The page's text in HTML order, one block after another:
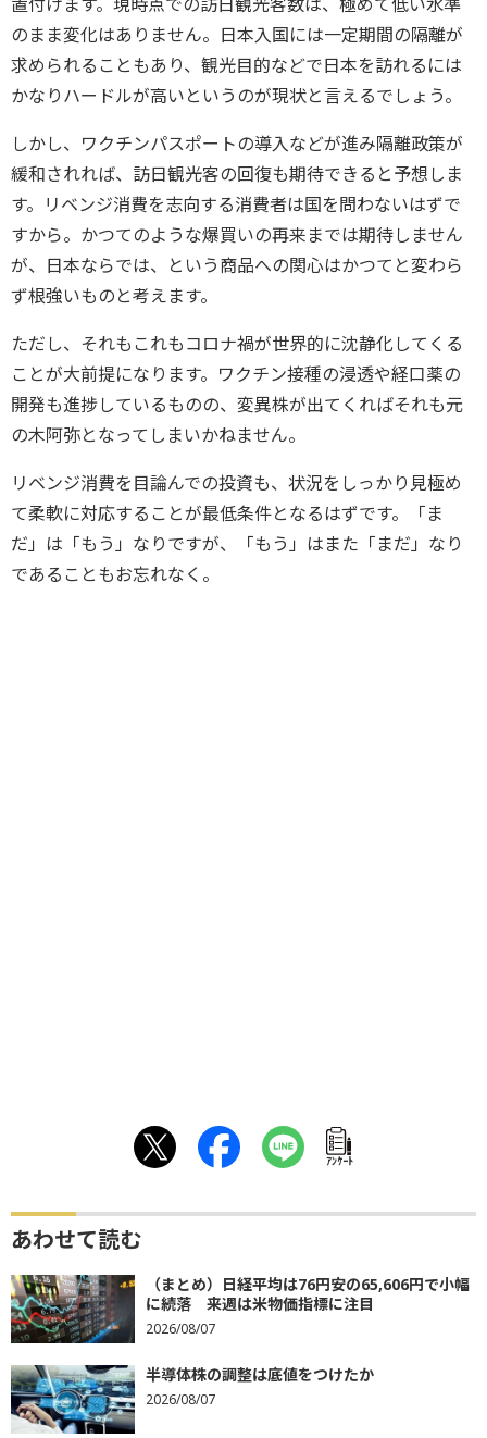
のまま変化はありません。日本入国には一定期間の隔離が
求められることもあり、観光目的などで日本を訪れるには
かなりハードルが高いというのが現状と言えるでしょう。
しかし、ワクチンパスポートの導入などが進み隔離政策が
緩和されれば、訪日観光客の回復も期待できると予想しま
す。リベンジ消費を志向する消費者は国を問わないはずで
すから。かつてのような爆買いの再来までは期待しません
が、日本ならでは、という商品への関心はかつてと変わら
ず根強いものと考えます。
ただし、それもこれもコロナ禍が世界的に沈静化してくる
ことが大前提になります。ワクチン接種の浸透や経口薬の
開発も進捗しているものの、変異株が出てくればそれも元
の木阿弥となってしまいかねません。
リベンジ消費を目論んでの投資も、状況をしっかり見極め
て柔軟に対応することが最低条件となるはずです。「ま
だ」は「もう」なりですが、「もう」はまた「まだ」なり
であることもお忘れなく。
ｱﾝｹｰﾄ
あわせて読む
（まとめ）日経平均は76円安の65,606円で小幅
に続落 来週は米物価指標に注目
2026/08/07
半導体株の調整は底値をつけたか
2026/08/07